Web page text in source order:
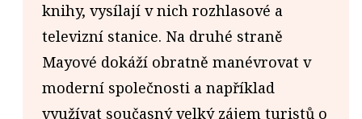
knihy, vysílají v nich rozhlasové a
televizní stanice. Na druhé straně
Mayové dokáží obratně manévrovat v
moderní společnosti a například
využívat současný velký zájem turistů o